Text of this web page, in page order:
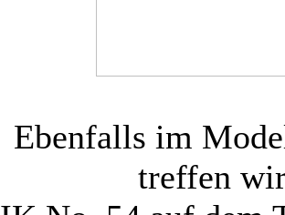
Ebenfalls im
treffen